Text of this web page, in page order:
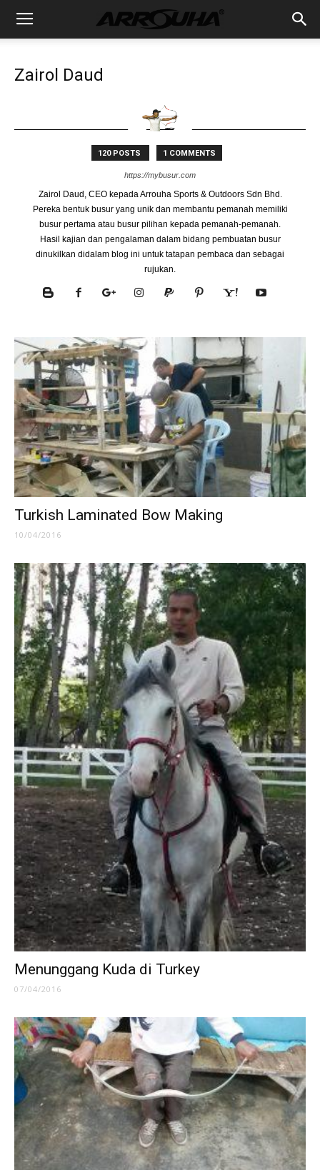
Zairol Daud
120 POSTS 1 COMMENTS
https://mybusur.com
Zairol Daud, CEO kepada Arrouha Sports & Outdoors Sdn Bhd.
Pereka bentuk busur yang unik dan membantu pemanah memiliki
busur pertama atau busur pilihan kepada pemanah-pemanah.
Hasil kajian dan pengalaman dalam bidang pembuatan busur
dinukilkan didalam blog ini untuk tatapan pembaca dan sebagai
rujukan.
Turkish Laminated Bow Making
10/04/2016
Menunggang Kuda di Turkey
07/04/2016